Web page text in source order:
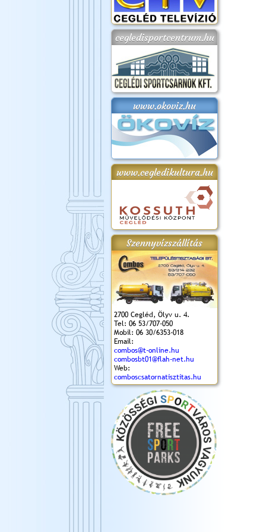
cegledisportcentrum.hu
www.okoviz.hu
www.cegledikultura.hu
Szennyvízszállítás
2700 Cegléd, Ölyv u. 4.
Tel: 06 53/707-050
Mobil: 06 30/6353-018
Email:
combos@t-online.hu
combosbt01@flah-net.hu
Web:
comboscsatornatisztitas.hu